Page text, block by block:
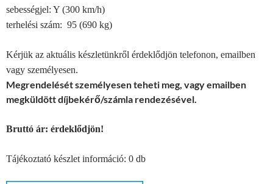
sebességjel: Y (300 km/h)
terhelési szám: 95 (690 kg)
Kérjük az aktuális készletünkről érdeklődjön telefonon, emailben
vagy személyesen.
Megrendelését személyesen teheti meg, vagy emailben
megküldött díjbekérő/számla rendezésével.
Bruttó ár: érdeklődjön!
Tájékoztató készlet információ: 0 db